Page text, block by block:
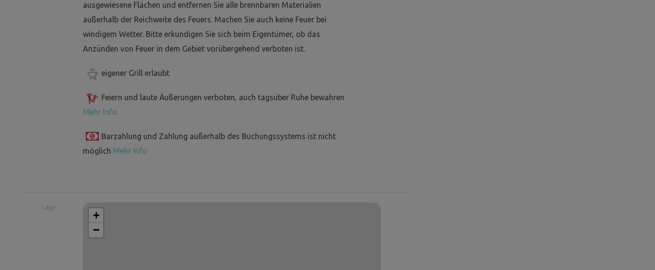
ausgewiesene Flächen und entfernen Sie alle brennbaren Materialien
außerhalb der Reichweite des Feuers. Machen Sie auch keine Feuer bei
windigem Wetter. Bitte erkundigen Sie sich beim Eigentümer, ob das
Anzünden von Feuer in dem Gebiet vorübergehend verboten ist.
eigener Grill erlaubt
Feiern und laute Äußerungen verboten, auch tagsüber Ruhe bewahren
Mehr Info
Barzahlung und Zahlung außerhalb des Buchungssystems ist nicht
möglich Mehr Info
Lage
+
−